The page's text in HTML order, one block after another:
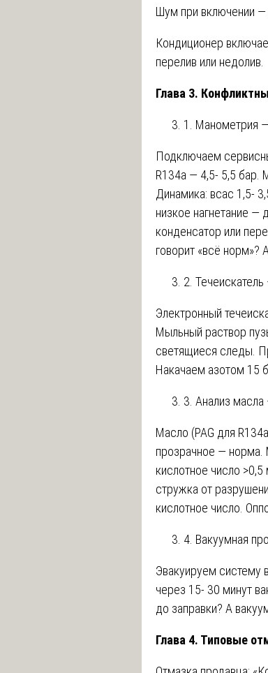
Шум при включении —
Кондиционер
перелив или недолив.
Глава 3.
1. Манометрия
Подключаем
R134a — 4,5- 5,5 бар.
Динамика: всас 1,5-
низкое нагнетание —
конденсатор или
говорит «всё
2.
Электронный
Мыльный раствор
светящиеся следы.
Накачаем азотом 15
3. Анализ
Масло (PAG для
прозрачное —
кислотное число
стружка от
кислотное число.
4. Вакуумная
Эвакуируем систему
через 15- 30 минут
до заправки? А
Глава 4. Типовые